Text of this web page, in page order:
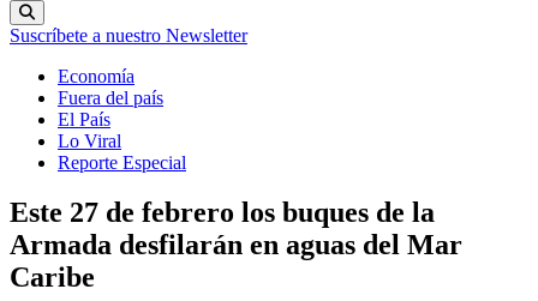
Suscríbete a nuestro Newsletter
Economía
Fuera del país
El País
Lo Viral
Reporte Especial
Este 27 de febrero los buques de la
Armada desfilarán en aguas del Mar
Caribe